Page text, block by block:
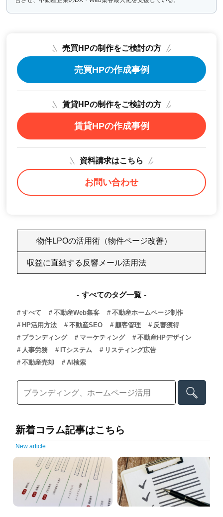
売買HPの制作をご検討の方
売買HPの作成事例
賃貸HPの制作をご検討の方
賃貸HPの作成事例
資料請求はこちら
お問い合わせ
物件LPOの活用術（物件ページ改善）
収益に直結する反響メール活用法
すべてのタグ一覧
すべて 不動産Web集客
不動産ホームページ制作
HP活用方法
不動産SEO 顧客管理
反響獲得
ブランディング
マーケティング
不動産HPデザイン
人事労務
ITシステム
リスティング広告
不動産売却
AI検索
新着コラム記事はこちら
New article